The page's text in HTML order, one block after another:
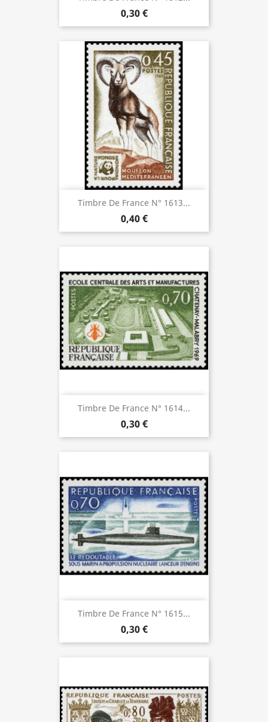
0,30 €
Timbre De France N° 1613...
0,40 €
Timbre De France N° 1614...
0,30 €
Timbre De France N° 1615...
0,30 €